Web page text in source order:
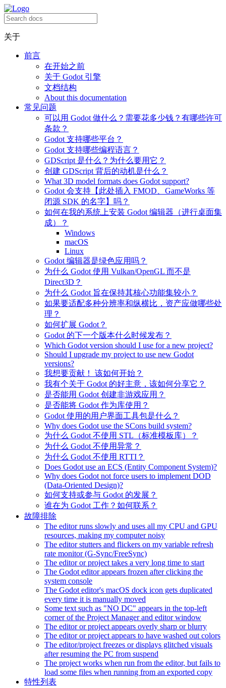
关于
前言
在开始之前
关于 Godot 引擎
文档结构
About this documentation
常见问题
可以用 Godot 做什么？需要花多少钱？有哪些许可
条款？
Godot 支持哪些平台？
Godot 支持哪些编程语言？
GDScript 是什么？为什么要用它？
创建 GDScript 背后的动机是什么？
What 3D model formats does Godot support?
Godot 会支持【此处插入 FMOD、GameWorks 等
闭源 SDK 的名字】吗？
如何在我的系统上安装 Godot 编辑器（进行桌面集
成）？
Windows
macOS
Linux
Godot 编辑器是绿色应用吗？
为什么 Godot 使用 Vulkan/OpenGL 而不是
Direct3D？
为什么 Godot 旨在保持其核心功能集较小？
如果要适配多种分辨率和纵横比，资产应做哪些处
理？
如何扩展 Godot？
Godot 的下一个版本什么时候发布？
Which Godot version should I use for a new project?
Should I upgrade my project to use new Godot
versions?
我想要贡献！ 该如何开始？
我有个关于 Godot 的好主意，该如何分享它？
是否能用 Godot 创建非游戏应用？
是否能将 Godot 作为库使用？
Godot 使用的用户界面工具包是什么？
Why does Godot use the SCons build system?
为什么 Godot 不使用 STL（标准模板库）？
为什么 Godot 不使用异常？
为什么 Godot 不使用 RTTI？
Does Godot use an ECS (Entity Component System)?
Why does Godot not force users to implement DOD
(Data-Oriented Design)?
如何支持或参与 Godot 的发展？
谁在为 Godot 工作？如何联系？
故障排除
The editor runs slowly and uses all my CPU and GPU
resources, making my computer noisy
The editor stutters and flickers on my variable refresh
rate monitor (G-Sync/FreeSync)
The editor or project takes a very long time to start
The Godot editor appears frozen after clicking the
system console
The Godot editor's macOS dock icon gets duplicated
every time it is manually moved
Some text such as "NO DC" appears in the top-left
corner of the Project Manager and editor window
The editor or project appears overly sharp or blurry
The editor or project appears to have washed out colors
The editor/project freezes or displays glitched visuals
after resuming the PC from suspend
The project works when run from the editor, but fails to
load some files when running from an exported copy
特性列表